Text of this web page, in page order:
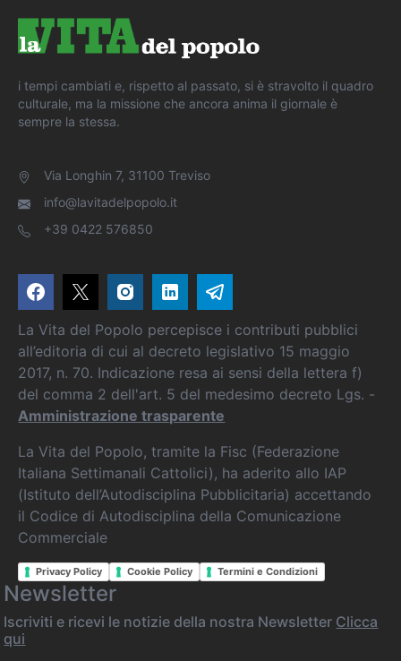
i tempi cambiati e, rispetto al passato, si è stravolto il quadro
culturale, ma la missione che ancora anima il giornale è
sempre la stessa.
Via Longhin 7, 31100 Treviso
info@lavitadelpopolo.it
+39 0422 576850
La Vita del Popolo percepisce i contributi pubblici
all’editoria di cui al decreto legislativo 15 maggio
2017, n. 70. Indicazione resa ai sensi della lettera f)
del comma 2 dell'art. 5 del medesimo decreto Lgs. -
Amministrazione trasparente
La Vita del Popolo, tramite la Fisc (Federazione
Italiana Settimanali Cattolici), ha aderito allo IAP
(Istituto dell’Autodisciplina Pubblicitaria) accettando
il Codice di Autodisciplina della Comunicazione
Commerciale
Privacy Policy Cookie Policy Termini e Condizioni
Newsletter
Iscriviti e ricevi le notizie della nostra Newsletter Clicca
qui